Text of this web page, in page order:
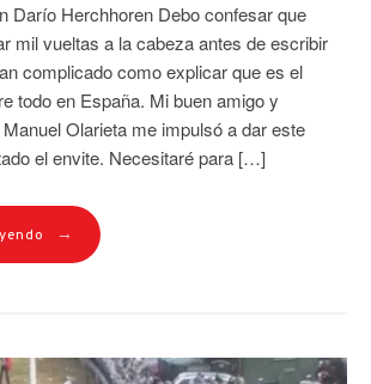
Darío Herchhoren Debo confesar que
mil vueltas a la cabeza antes de escribir
complicado como explicar que es el
todo en España. Mi buen amigo y
Olarieta me impulsó a dar este
el envite. Necesitaré para […]
→